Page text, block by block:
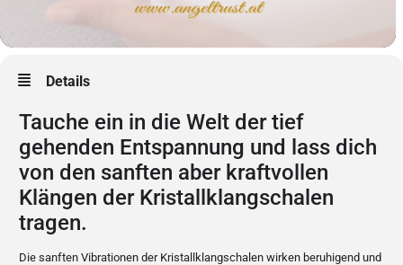
Details
Tauche ein in die Welt der tief
gehenden Entspannung und lass dich
von den sanften aber kraftvollen
Klängen der Kristallklangschalen
tragen.
Die sanften Vibrationen der Kristallklangschalen wirken beruhigend und